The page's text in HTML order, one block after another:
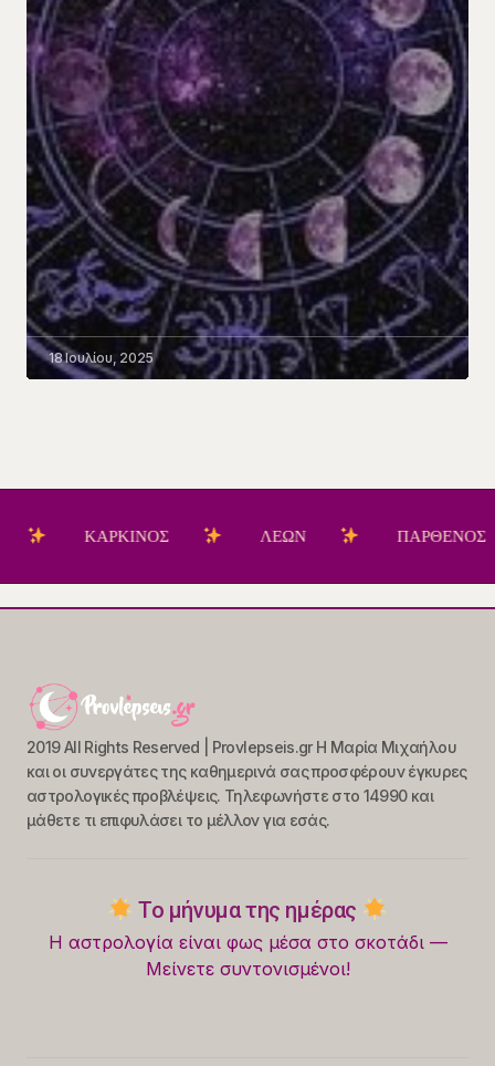
18 Ιουλίου, 2025
ΚΑΡΚΙΝΟΣ ΛΕΩΝ ΠΑΡΘΕΝΟΣ
2019 All Rights Reserved | Provlepseis.gr Η Μαρία Μιχαήλου
και οι συνεργάτες της καθημερινά σας προσφέρουν έγκυρες
αστρολογικές προβλέψεις. Τηλεφωνήστε στο 14990 και
μάθετε τι επιφυλάσει το μέλλον για εσάς.
Το μήνυμα της ημέρας
Η αστρολογία είναι φως μέσα στο σκοτάδι —
Μείνετε συντονισμένοι!